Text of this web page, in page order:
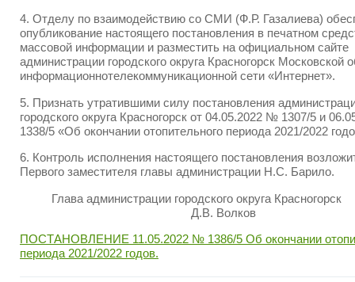
4. Отделу по взаимодействию со СМИ (Ф.Р. Газалиева)
опубликование настоящего постановления в печатном
массовой информации и разместить на официальном сайте
администрации городского округа Красногорск Московской
информационно­телекоммуникационной сети «Интернет».
5. Признать утратившими силу постановления
городского округа Красногорск от 04.05.2022 № 1307/5 и
1338/5 «Об окончании отопительного периода 2021/2022
6. Контроль исполнения настоящего постановления
Первого заместителя главы администрации Н.С. Барило.
Глава администрации городского округа
Д.В. Волков
ПОСТАНОВЛЕНИЕ 11.05.2022 № 1386/5 Об окончании
периода 2021/2022 годов.